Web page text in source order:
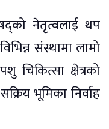
नेतृत्वलाई थप
संस्थामा लामो
क्षेत्रको
भूमिका निर्वाह